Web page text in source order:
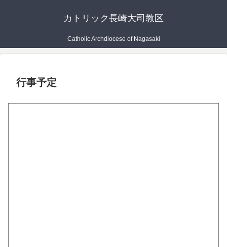
カトリック長崎大司教区
Catholic Archdiocese of Nagasaki
行事予定